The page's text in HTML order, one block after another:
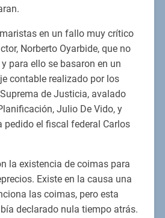
en un fallo muy crítico
Norberto Oyarbide, que no
para ello se basaron en un
contable realizado por los
de Justicia, avalado
Julio De Vido, y
pedido el fiscal federal Carlos
la existencia de coimas para
Existe en la causa una
las coimas, pero esta
declarado nula tiempo atrás.